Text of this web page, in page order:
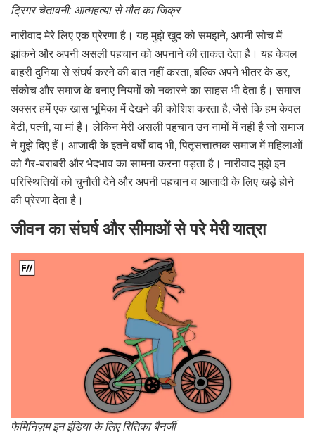
ट्रिगर चेतावनी: आत्महत्या से मौत का जिक्र
नारीवाद मेरे लिए एक प्रेरणा है। यह मुझे खुद को समझने, अपनी सोच में
झांकने और अपनी असली पहचान को अपनाने की ताकत देता है। यह केवल
बाहरी दुनिया से संघर्ष करने की बात नहीं करता, बल्कि अपने भीतर के डर,
संकोच और समाज के बनाए नियमों को नकारने का साहस भी देता है। समाज
अक्सर हमें एक खास भूमिका में देखने की कोशिश करता है, जैसे कि हम केवल
बेटी, पत्नी, या मां हैं। लेकिन मेरी असली पहचान उन नामों में नहीं है जो समाज
ने मुझे दिए हैं। आजादी के इतने वर्षों बाद भी, पितृसत्तात्मक समाज में महिलाओं
को गैर-बराबरी और भेदभाव का सामना करना पड़ता है। नारीवाद मुझे इन
परिस्थितियों को चुनौती देने और अपनी पहचान व आजादी के लिए खड़े होने
की प्रेरणा देता है।
जीवन का संघर्ष और सीमाओं से परे मेरी यात्रा
फेमिनिज़म इन इंडिया के लिए रितिका बैनर्जी